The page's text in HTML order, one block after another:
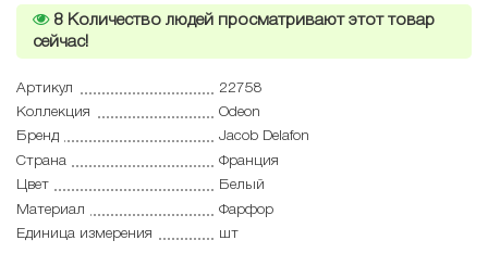
8 Количество людей просматривают этот товар
сейчас!
Артикул
22758
Коллекция
Odeon
Бренд
Jacob Delafon
Страна
Франция
Цвет
Белый
Материал
Фарфор
Единица измерения
шт